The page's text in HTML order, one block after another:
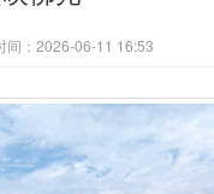
间：2026-06-11 16:53